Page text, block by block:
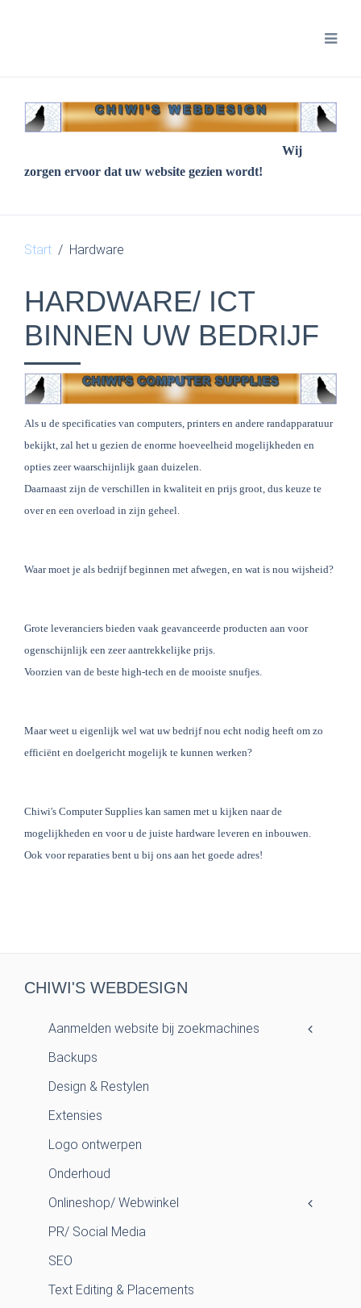
Wij
zorgen ervoor dat uw website gezien wordt!
Start Hardware
HARDWARE/ ICT
BINNEN UW BEDRIJF
Als u de specificaties van computers, printers en andere randapparatuur
bekijkt, zal het u gezien de enorme hoeveelheid mogelijkheden en
opties zeer waarschijnlijk gaan duizelen.
Daarnaast zijn de verschillen in kwaliteit en prijs groot, dus keuze te
over en een overload in zijn geheel.
Waar moet je als bedrijf beginnen met afwegen, en wat is nou wijsheid?
Grote leveranciers bieden vaak geavanceerde producten aan voor
ogenschijnlijk een zeer aantrekkelijke prijs.
Voorzien van de beste high-tech en de mooiste snufjes.
Maar weet u eigenlijk wel wat uw bedrijf nou echt nodig heeft om zo
efficiënt en doelgericht mogelijk te kunnen werken?
Chiwi's Computer Supplies kan samen met u kijken naar de
mogelijkheden en voor u de juiste hardware leveren en inbouwen.
Ook voor reparaties bent u bij ons aan het goede adres!
CHIWI'S WEBDESIGN
Aanmelden website bij zoekmachines
Backups
Design & Restylen
Extensies
Logo ontwerpen
Onderhoud
Onlineshop/ Webwinkel
PR/ Social Media
SEO
Text Editing & Placements